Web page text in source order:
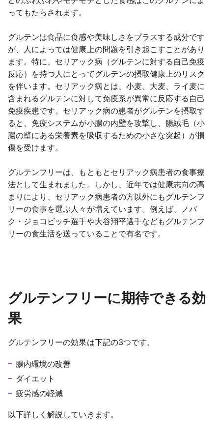
ってもたらされます。
グルテンは食品に食感や美味しさをプラスする成分です
が、人によっては健康上の問題を引き起こすことがあり
ます。特に、セリアック病（グルテンに対する自己免疫
反応）を持つ人にとってグルテンの摂取健康上のリスク
を伴います。セリアック病とは、小麦、大麦、ライ麦に
含まれるグルテンに対して免疫系が異常に反応する自己
免疫疾患です。セリアック病の患者がグルテンを摂取す
ると、免疫システムが小腸の内壁を攻撃し、腸絨毛（小
腸の壁にある栄養素を吸収するための小さな突起）が損
傷を受けます。
グルテンフリーは、もともとセリアック病患者の食事療
法として生まれました。しかし、近年では健康志向の高
まりにより、セリアック病患者の方以外にもグルテンフ
リーの食事を選ぶ人々が増えています。例えば、ノバ
ク・ジョコビッチ選手や大谷翔平選手などもグルテンフ
リーの食生活を送っていることで有名です。
グルテンフリーに期待できる効
果
グルテンフリーの効果は下記の3つです。
腸内環境の改善
ダイエット
疲労感の軽減
以下詳しく解説していきます。